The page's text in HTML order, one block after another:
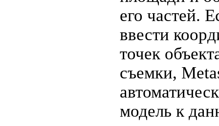
его частей.
ввести
точек
съемки,
модель к